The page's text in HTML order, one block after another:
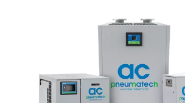
elektroniikkavalmistajat
kosteus ei pääse siirtymään
televisioihin jne.